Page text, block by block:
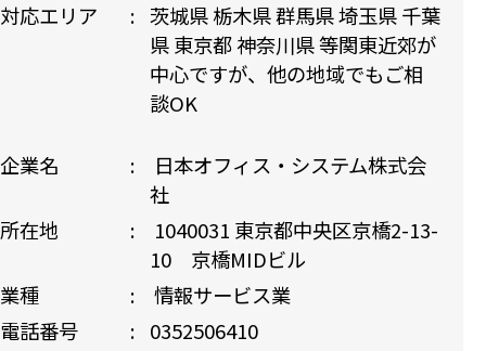
対応エリア
茨城県 栃木県 群馬県 埼玉県 千葉
県 東京都 神奈川県 等関東近郊が
中心ですが、他の地域でもご相
談OK
企業名
日本オフィス・システム株式会
社
所在地
1040031 東京都中央区京橋2-13-
10 京橋MIDビル
業種
情報サービス業
電話番号
0352506410